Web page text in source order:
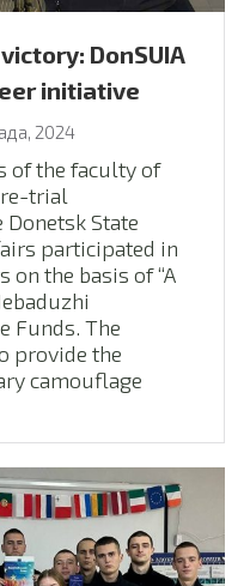
DonSUIA
initiative
2024
of the faculty of
trial
State
participated in
on the basis of “A
Funds. The
provide the
camouflage